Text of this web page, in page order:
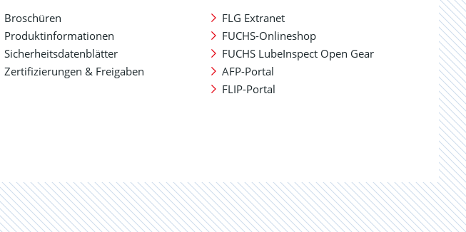
Broschüren
Produktinformationen
Sicherheitsdatenblätter
Zertifizierungen & Freigaben
FLG Extranet
FUCHS-Onlineshop
FUCHS LubeInspect Open Gear
AFP-Portal
FLIP-Portal